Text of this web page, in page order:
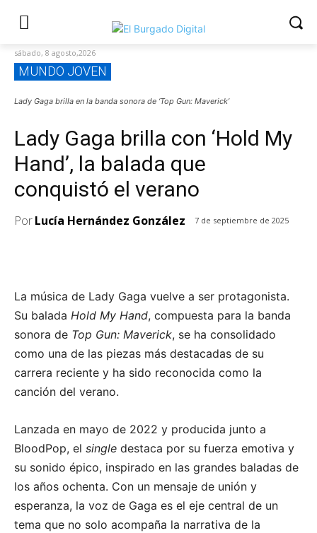
sábado, 8 agosto,2026
MUNDO JOVEN
Lady Gaga brilla en la banda sonora de ‘Top Gun: Maverick’
Lady Gaga brilla con ‘Hold My
Hand’, la balada que
conquistó el verano
PorLucía Hernández González 7 de septiembre de 2025
La música de Lady Gaga vuelve a ser protagonista.
Su balada Hold My Hand, compuesta para la banda
sonora de Top Gun: Maverick, se ha consolidado
como una de las piezas más destacadas de su
carrera reciente y ha sido reconocida como la
canción del verano.
Lanzada en mayo de 2022 y producida junto a
BloodPop, el single destaca por su fuerza emotiva y
su sonido épico, inspirado en las grandes baladas de
los años ochenta. Con un mensaje de unión y
esperanza, la voz de Gaga es el eje central de un
tema que no solo acompaña la narrativa de la